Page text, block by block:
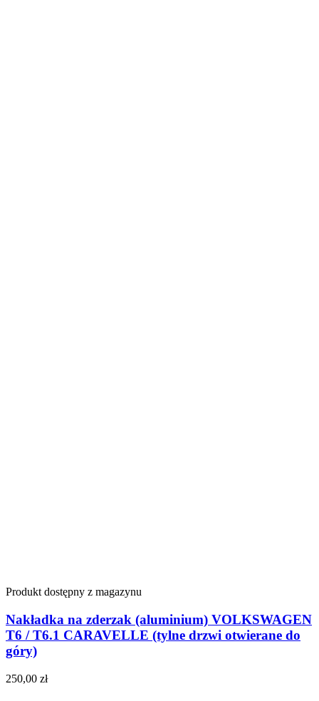
Produkt dostępny z magazynu
Nakładka na zderzak (aluminium) VOLKSWAGEN
T6 / T6.1 CARAVELLE (tylne drzwi otwierane do
góry)
250,00 zł